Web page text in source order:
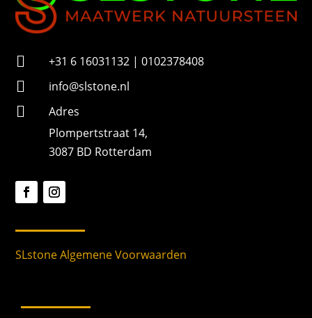
 +31 6 16031132 | 0102378408
 info@slstone.nl

Adres
Plompertstraat 14,
3087 BD Rotterdam
SLstone Algemene Voorwaarden